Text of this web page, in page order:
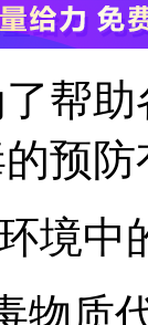
帮
预
境中
物质